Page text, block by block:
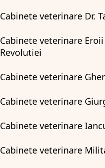
Cabinete veterinare Dr.
Cabinete veterinare Eroii
Revolutiei
Cabinete veterinare
Cabinete veterinare
Cabinete veterinare
Cabinete veterinare